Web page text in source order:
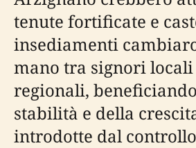
tenute fortificate e
insediamenti
mano tra signori
regionali,
stabilità e della
introdotte dal